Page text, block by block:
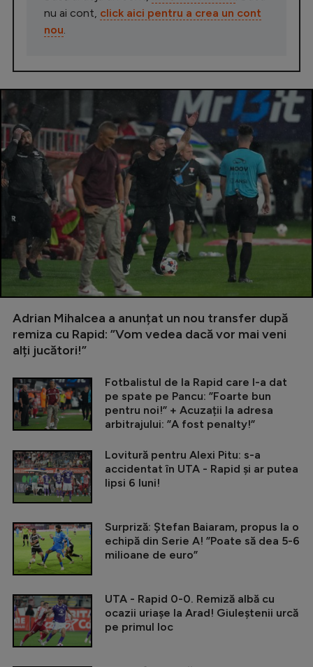
nu ai cont, click aici pentru a crea un cont
nou.
Adrian Mihalcea a anunțat un nou transfer după
remiza cu Rapid: ”Vom vedea dacă vor mai veni
alți jucători!”
Fotbalistul de la Rapid care l-a dat
pe spate pe Pancu: ”Foarte bun
pentru noi!” + Acuzații la adresa
arbitrajului: ”A fost penalty!”
Lovitură pentru Alexi Pitu: s-a
accidentat în UTA - Rapid și ar putea
lipsi 6 luni!
Surpriză: Ștefan Baiaram, propus la o
echipă din Serie A! ”Poate să dea 5-6
milioane de euro”
UTA - Rapid 0-0. Remiză albă cu
ocazii uriașe la Arad! Giuleștenii urcă
pe primul loc